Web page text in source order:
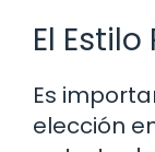
El
Es
elección